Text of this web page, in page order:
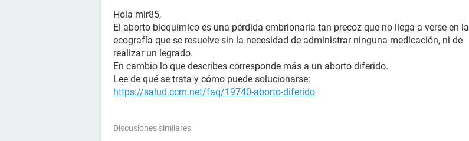
Hola mir85,
El aborto bioquímico es una pérdida embrionaria tan precoz que no llega a verse en la
ecografía que se resuelve sin la necesidad de administrar ninguna medicación, ni de
realizar un legrado.
En cambio lo que describes corresponde más a un aborto diferido.
Lee de qué se trata y cómo puede solucionarse:
https://salud.ccm.net/faq/19740-aborto-diferido
Discusiones similares